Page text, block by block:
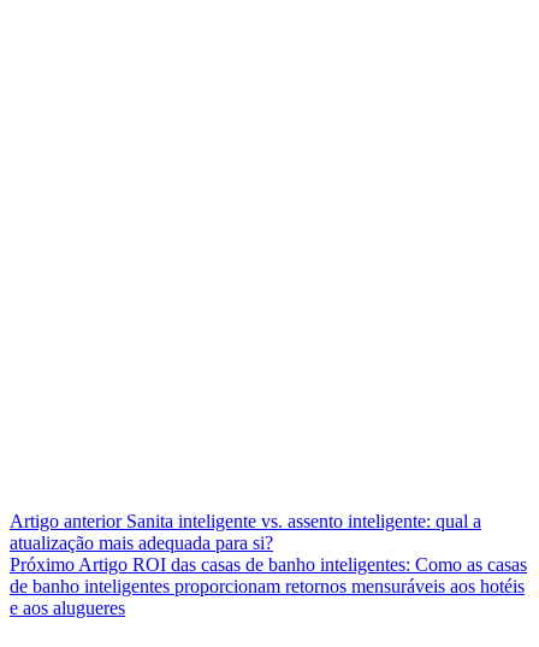
Artigo anterior Sanita inteligente vs. assento inteligente: qual a
atualização mais adequada para si?
Próximo Artigo ROI das casas de banho inteligentes: Como as casas
de banho inteligentes proporcionam retornos mensuráveis aos hotéis
e aos alugueres